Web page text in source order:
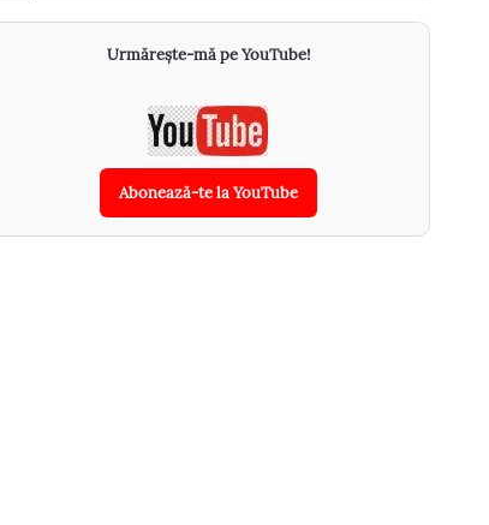
Urmărește-mă pe YouTube!
Abonează-te la YouTube